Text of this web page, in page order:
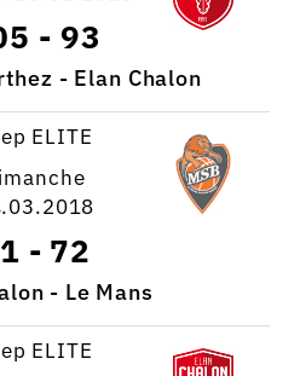
- 93
- Elan Chalon
ELITE
- 72
- Le Mans
ELITE